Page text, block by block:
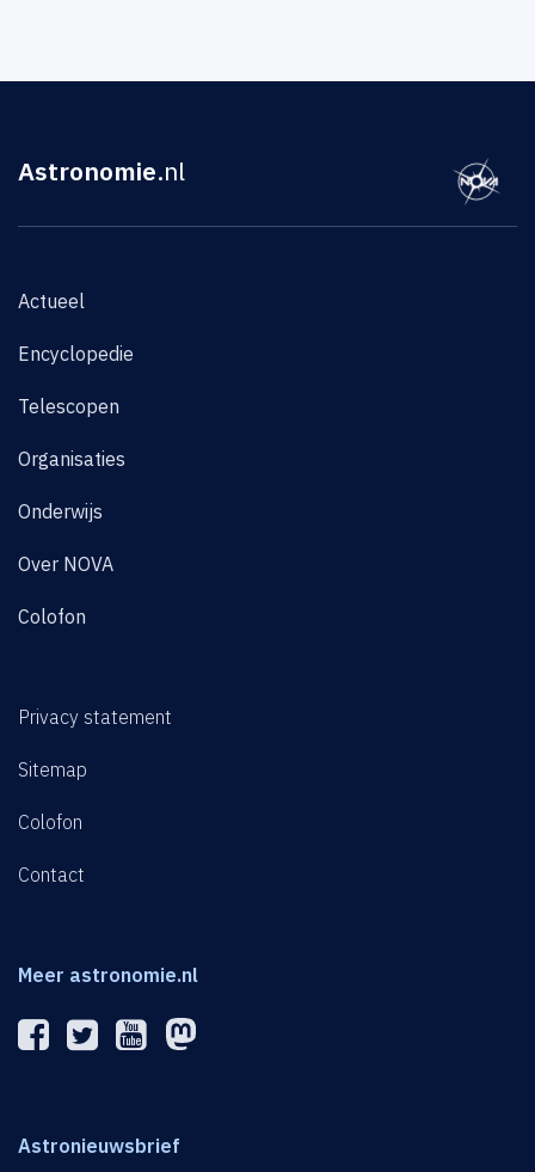
Astronomie.nl
Actueel
Encyclopedie
Telescopen
Organisaties
Onderwijs
Over NOVA
Colofon
Privacy statement
Sitemap
Colofon
Contact
Meer astronomie.nl
Astronieuwsbrief